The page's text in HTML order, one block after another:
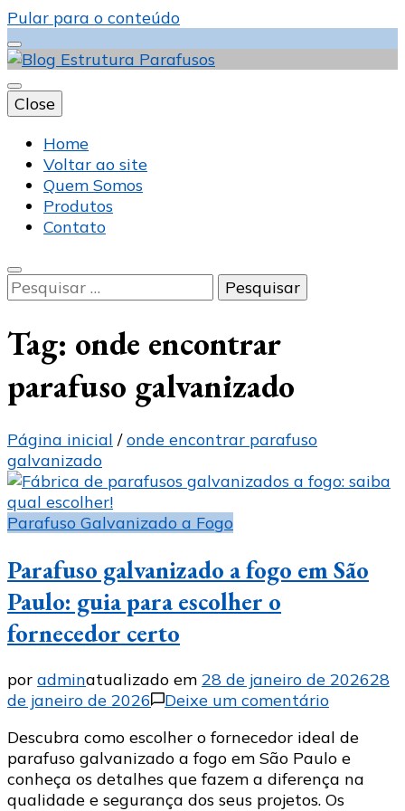
Pular para o conteúdo
Blog Estrutura
Parafusos
Close
Home
Voltar ao site
Quem Somos
Produtos
Contato
Pesquisar
por:
Tag: onde encontrar
parafuso galvanizado
Página inicial / onde encontrar parafuso
galvanizado
Parafuso Galvanizado a Fogo
Parafuso galvanizado a fogo em São
Paulo: guia para escolher o
fornecedor certo
por adminatualizado em 28 de janeiro de 202628
de janeiro de 2026
Deixe um comentárioem
a
fogo
em
Descubra como escolher o fornecedor ideal de
parafuso galvanizado a fogo em São Paulo e
conheça os detalhes que fazem a diferença na
qualidade e segurança dos seus projetos. Os